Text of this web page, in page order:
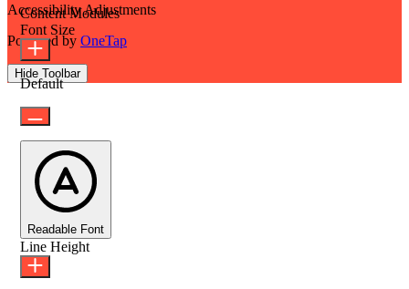
Accessibility Adjustments
Powered by OneTap
Hide Toolbar
Content Modules
Font Size
Default
Readable Font
Line Height